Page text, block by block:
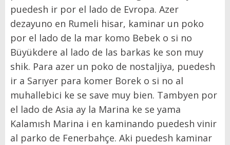
puedesh ir por el lado de Evropa. Azer
dezayuno en Rumeli hisar, kaminar un poko
por el lado de la mar komo Bebek o si no
Büyükdere al lado de las barkas ke son muy
shik. Para azer un poko de nostaljiya, puedesh
ir a Sarıyer para komer Borek o si no al
muhallebici ke se save muy bien. Tambyen por
el lado de Asia ay la Marina ke se yama
Kalamısh Marina i en kaminando puedesh vinir
al parko de Fenerbahçe. Aki puedesh kaminar